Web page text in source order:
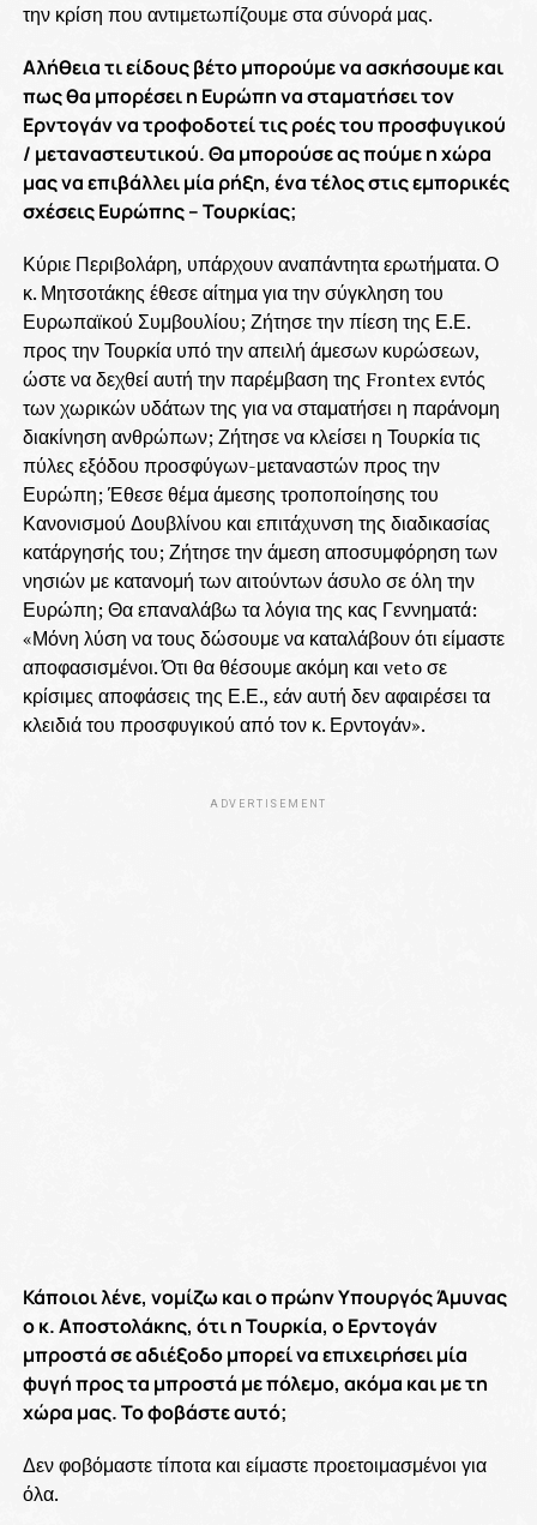
την κρίση που αντιμετωπίζουμε στα σύνορά μας.
Αλήθεια τι είδους βέτο μπορούμε να ασκήσουμε και
πως θα μπορέσει η Ευρώπη να σταματήσει τον
Ερντογάν να τροφοδοτεί τις ροές του προσφυγικού
/ μεταναστευτικού. Θα μπορούσε ας πούμε η χώρα
μας να επιβάλλει μία ρήξη, ένα τέλος στις εμπορικές
σχέσεις Ευρώπης – Τουρκίας;
Κύριε Περιβολάρη, υπάρχουν αναπάντητα ερωτήματα. Ο
κ. Μητσοτάκης έθεσε αίτημα για την σύγκληση του
Ευρωπαϊκού Συμβουλίου; Ζήτησε την πίεση της Ε.Ε.
προς την Τουρκία υπό την απειλή άμεσων κυρώσεων,
ώστε να δεχθεί αυτή την παρέμβαση της Frontex εντός
των χωρικών υδάτων της για να σταματήσει η παράνομη
διακίνηση ανθρώπων; Ζήτησε να κλείσει η Τουρκία τις
πύλες εξόδου προσφύγων-μεταναστών προς την
Ευρώπη; Έθεσε θέμα άμεσης τροποποίησης του
Κανονισμού Δουβλίνου και επιτάχυνση της διαδικασίας
κατάργησής του; Ζήτησε την άμεση αποσυμφόρηση των
νησιών με κατανομή των αιτούντων άσυλο σε όλη την
Ευρώπη; Θα επαναλάβω τα λόγια της κας Γεννηματά:
«Μόνη λύση να τους δώσουμε να καταλάβουν ότι είμαστε
αποφασισμένοι. Ότι θα θέσουμε ακόμη και veto σε
κρίσιμες αποφάσεις της Ε.Ε., εάν αυτή δεν αφαιρέσει τα
κλειδιά του προσφυγικού από τον κ. Ερντογάν».
ADVERTISEMENT
Κάποιοι λένε, νομίζω και ο πρώην Υπουργός Άμυνας
ο κ. Αποστολάκης, ότι η Τουρκία, ο Ερντογάν
μπροστά σε αδιέξοδο μπορεί να επιχειρήσει μία
φυγή προς τα μπροστά με πόλεμο, ακόμα και με τη
χώρα μας. Το φοβάστε αυτό;
Δεν φοβόμαστε τίποτα και είμαστε προετοιμασμένοι για
όλα.